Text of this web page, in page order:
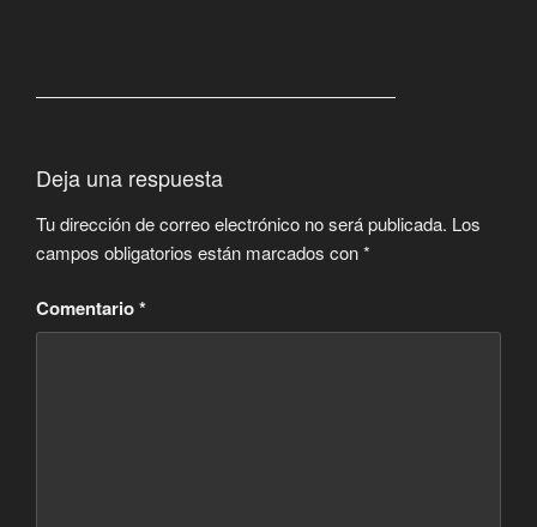
Deja una respuesta
Tu dirección de correo electrónico no será publicada. Los
campos obligatorios están marcados con*
Comentario*